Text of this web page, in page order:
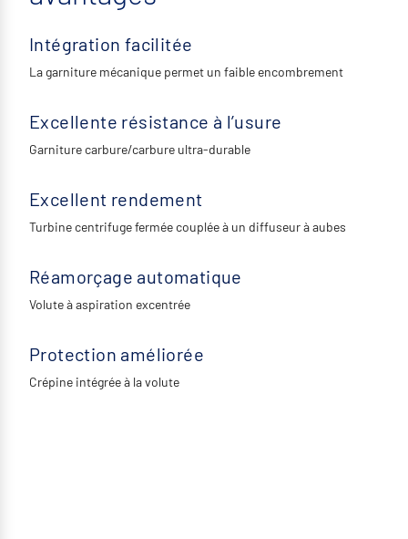
Intégration facilitée
La garniture mécanique permet un faible encombrement
Excellente résistance à l’usure
Garniture carbure/carbure ultra-durable
Excellent rendement
Turbine centrifuge fermée couplée à un diffuseur à aubes
Réamorçage automatique
Volute à aspiration excentrée
Protection améliorée
Crépine intégrée à la volute